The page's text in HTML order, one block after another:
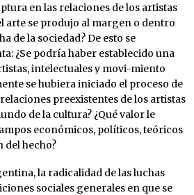
en las relaciones de los artistas
arte se produjo al margen o dentro
de la sociedad? De esto se
¿Se podría haber establecido una
intelectuales y movi-miento
se hubiera iniciado el proceso de
preexistentes de los artistas
de la cultura? ¿Qué valor le
económicos, políticos, teóricos
del hecho?
la radicalidad de las luchas
sociales generales en que se